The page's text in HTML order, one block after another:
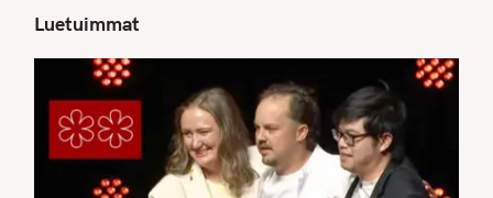
Luetuimmat
S
e
a